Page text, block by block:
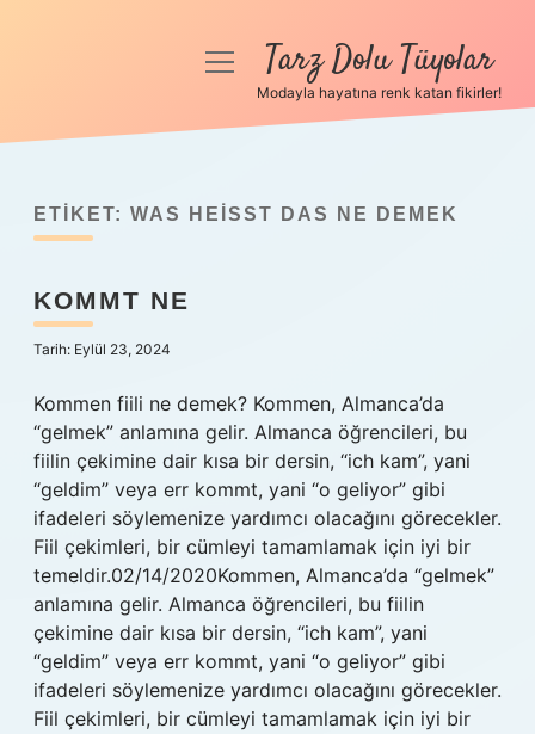
Anasayfa
Yasal Uyarı
Hakkımızda
menüyüTarz Dolu Tüyolar
Modayla hayatına renk katan fikirler!
ETIKET: WAS HEISST DAS NE DEMEK
KOMMT NE
Tarih: Eylül 23, 2024
Kommen fiili ne demek? Kommen, Almanca’da
“gelmek” anlamına gelir. Almanca öğrencileri, bu
fiilin çekimine dair kısa bir dersin, “ich kam”, yani
“geldim” veya err kommt, yani “o geliyor” gibi
ifadeleri söylemenize yardımcı olacağını görecekler.
Fiil çekimleri, bir cümleyi tamamlamak için iyi bir
temeldir.02/14/2020Kommen, Almanca’da “gelmek”
anlamına gelir. Almanca öğrencileri, bu fiilin
çekimine dair kısa bir dersin, “ich kam”, yani
“geldim” veya err kommt, yani “o geliyor” gibi
ifadeleri söylemenize yardımcı olacağını görecekler.
Fiil çekimleri, bir cümleyi tamamlamak için iyi bir